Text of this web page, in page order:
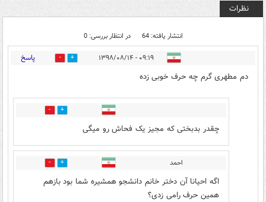
نظرات
انتشار یافته: 64 در انتظار بررسی: 0
۰۹:۱۹ - ۱۳۹۸/۰۸/۱۴ 15 پاسخ
دم مطهری گرم چه حرف خوبی زده
89
چقدر بدبختی که مجیز یک فحاش رو میگی
احمد 65
اگه احیانا آن دختر خانم دانشجو همشیره شما بود بازهم
همین حرف رامی زدی؟